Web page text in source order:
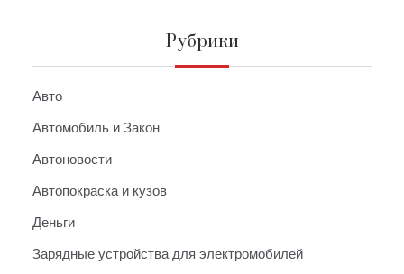
Рубрики
Авто
Автомобиль и Закон
Автоновости
Автопокраска и кузов
Деньги
Зарядные устройства для электромобилей